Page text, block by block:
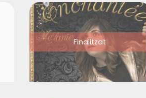
Finalitzat